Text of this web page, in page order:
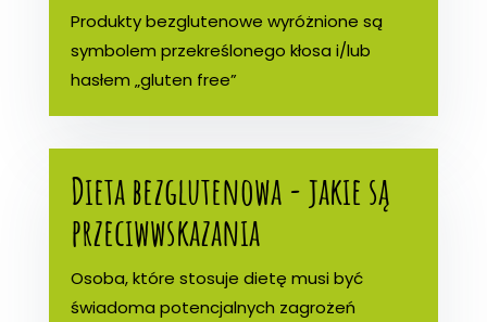
Produkty bezglutenowe wyróżnione są
symbolem przekreślonego kłosa i/lub
hasłem „gluten free”
Dieta bezglutenowa - jakie są
przeciwwskazania
Osoba, które stosuje dietę musi być
świadoma potencjalnych zagrożeń